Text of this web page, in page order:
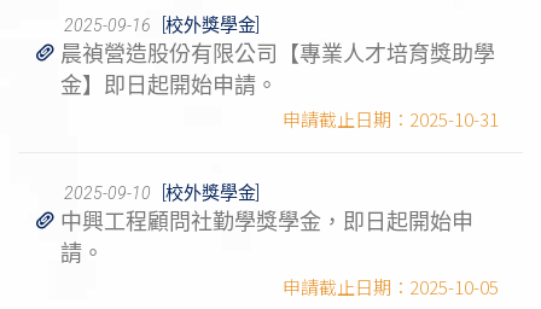
2025-09-16 [校外獎學金]
晨禎營造股份有限公司【專業人才培育獎助學
金】即日起開始申請。
2025-10-31
2025-09-10 [校外獎學金]
中興工程顧問社勤學獎學金，即日起開始申
請。
2025-10-05